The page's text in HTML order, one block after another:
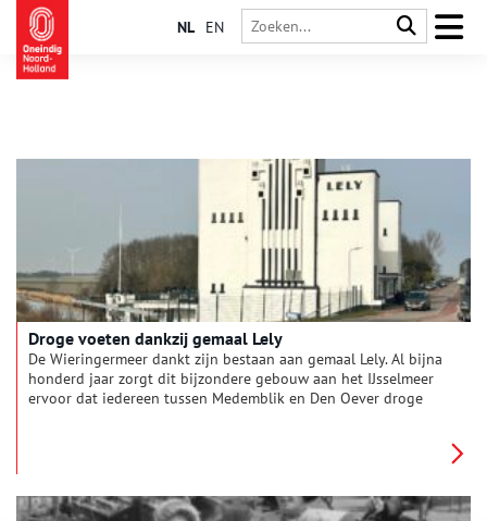
NL EN
Droge voeten dankzij gemaal Lely
De Wieringermeer dankt zijn bestaan aan gemaal Lely. Al bijna
honderd jaar zorgt dit bijzondere gebouw aan het IJsselmeer
ervoor dat iedereen tussen Medemblik en Den Oever droge